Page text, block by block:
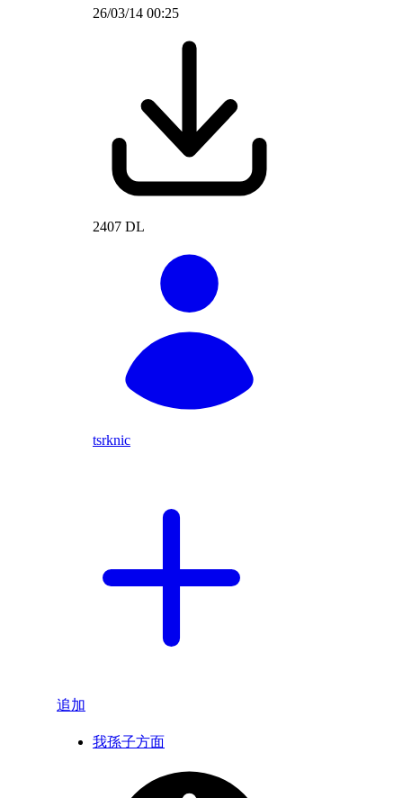
26/03/14 00:25
2407 DL
tsrknic
追加
我孫子方面